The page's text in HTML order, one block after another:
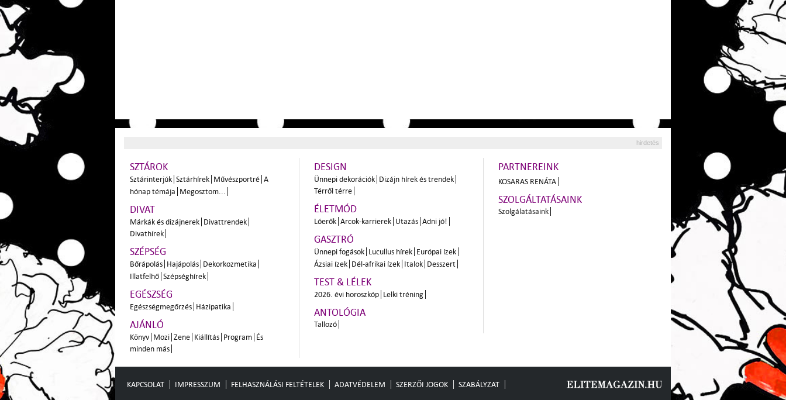
hirdetés
SZTÁROK
Sztárinterjúk Sztárhírek Művészportré A
hónap témája Megosztom...
DIVAT
Márkák és dizájnerek Divattrendek
Divathírek
SZÉPSÉG
Bőrápolás Hajápolás Dekorkozmetika
Illatfelhő Szépséghírek
EGÉSZSÉG
Egészségmegőrzés Házipatika
AJÁNLÓ
Könyv Mozi Zene Kiállítás Program És
minden más
DESIGN
Ünnepi dekorációk Dizájn hírek és trendek
Térről térre
ÉLETMÓD
Lóerők Arcok-karrierek Utazás Adni jó!
GASZTRÓ
Ünnepi fogások Lucullus hírek Európai ízek
Ázsiai ízek Dél-afrikai ízek Italok Desszert
TEST & LÉLEK
2026. évi horoszkóp Lelki tréning
ANTOLÓGIA
Tallozó
PARTNEREINK
KOSARAS RENÁTA
SZOLGÁLTATÁSAINK
Szolgálatásaink
KAPCSOLAT IMPRESSZUM FELHASZNÁLÁSI FELTÉTELEK ADATVÉDELEM SZERZŐI JOGOK SZABÁLYZAT